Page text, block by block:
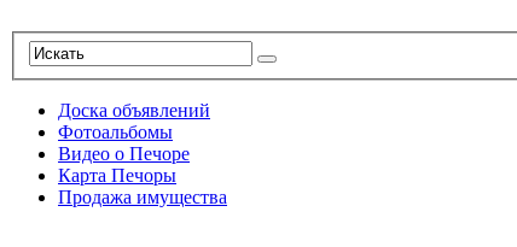
Доска объявлений
Фотоальбомы
Видео о Печоре
Карта Печоры
Продажа имущества